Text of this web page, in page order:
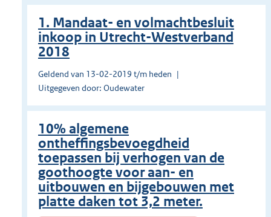
1. Mandaat- en volmachtbesluit
inkoop in Utrecht-Westverband
2018
Geldend van 13-02-2019 t/m heden
Uitgegeven door: Oudewater
10% algemene
ontheffingsbevoegdheid
toepassen bij verhogen van de
goothoogte voor aan- en
uitbouwen en bijgebouwen met
platte daken tot 3,2 meter.